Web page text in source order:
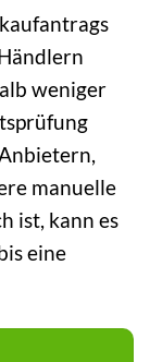
weniger
manuelle
ist, kann es
eine